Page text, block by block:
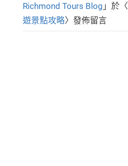
Richmond Tours Blog 」於〈
遊景點攻略〉發佈留言